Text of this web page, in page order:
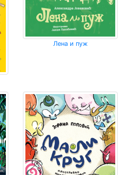
Лена и пуж